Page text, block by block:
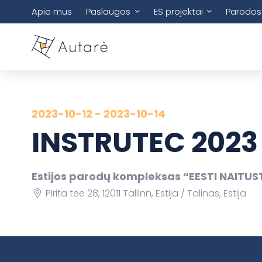
Apie mus Paslaugos ES projektai Parodos
2023-10-12 - 2023-10-14
INSTRUTEC 2023
Estijos parodų kompleksas “EESTI
Pirita tee 28, 12011 Tallinn, Estija Talinas, Estija